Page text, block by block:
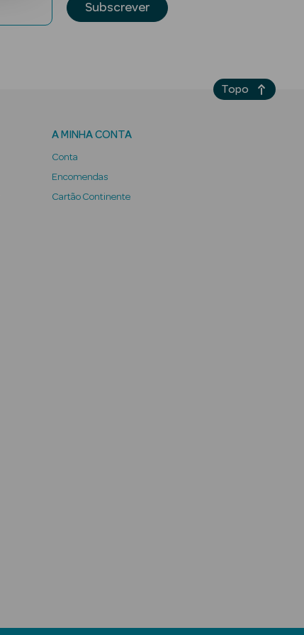
Subscrever
A MINHA CONTA
Conta
Encomendas
Cartão Continente
Topo